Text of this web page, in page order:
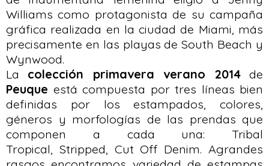
Williams como protagonista de su campaña
gráfica realizada en la ciudad de Miami, más
precisamente en las playas de South Beach y
Wynwood.
La colección primavera verano 2014de
Peuque está compuesta por tres líneas bien
definidas por los estampados, colores,
géneros y morfologías de las prendas que
componen a cada una: Tribal
Tropical, Stripped, Cut Off Denim. Agrandes